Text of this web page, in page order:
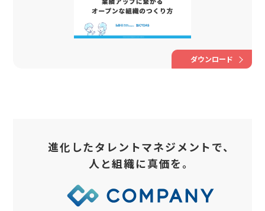
ダウンロード
進化したタレントマネジメントで、
人と組織に真価を。